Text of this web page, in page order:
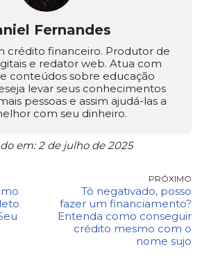
Fernandes
crédito financeiro. Produtor de
e redator web. Atua com
conteúdos sobre educação
levar seus conhecimentos
pessoas e assim ajudá-las a
com seu dinheiro.
em: 2 de julho de 2025
PRÓXIMO
Tô negativado, posso
fazer um financiamento?
Entenda como conseguir
crédito mesmo com o
nome sujo